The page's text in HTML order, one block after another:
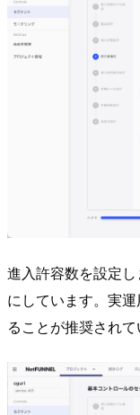
進入許容数を設定
にしています。実
ることが推奨されて